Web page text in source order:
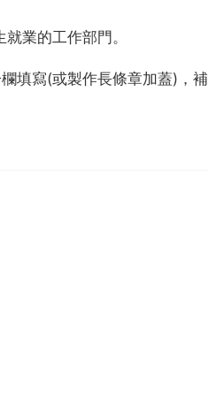
業的工作部門。
填寫(或製作長條章加蓋)，